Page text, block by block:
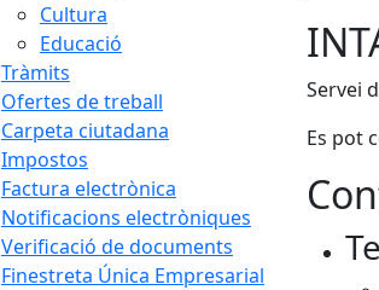
Cultura
Educació
Tràmits
Ofertes de treball
Carpeta ciutadana
Impostos
Factura electrònica
Notificacions electròniques
Verificació de documents
Finestreta Única Empresarial
Servei
Es pot